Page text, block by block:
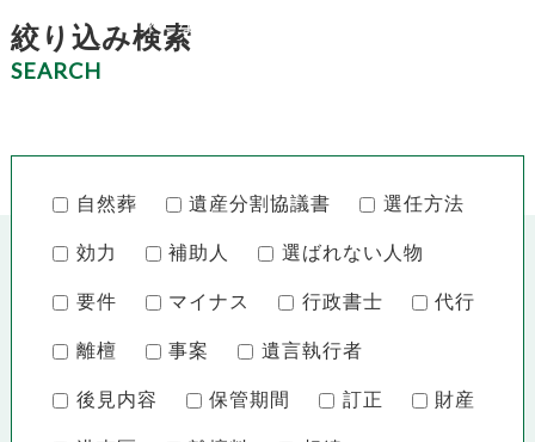
ネになる小噺をお届けします。
絞り込み検索
SEARCH
自然葬 遺産分割協議書 選任方法
効力 補助人 選ばれない人物
要件 マイナス 行政書士 代行
離檀 事案 遺言執行者
後見内容 保管期間 訂正 財産